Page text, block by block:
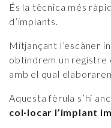
És la tècnica més
d’implants.
Mitjançant l’escàner
obtindrem un registre
amb el qual
Aquesta fèrula s’hi
col·locar l’implant